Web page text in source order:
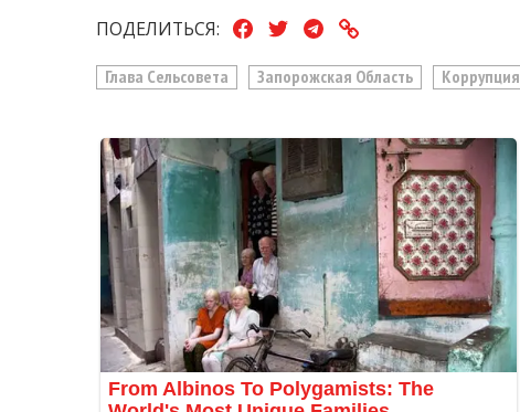
ПОДЕЛИТЬСЯ:
Глава Сельсовета Запорожская Область Коррупция